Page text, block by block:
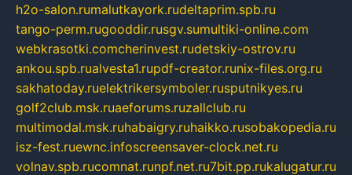
h2o-salon.rumalutkayork.rudeltaprim.spb.ru
tango-perm.rugooddir.rusgv.sumultiki-online.com
webkrasotki.comcherinvest.rudetskiy-ostrov.ru
ankou.spb.rualvesta1.rupdf-creator.runix-files.org.ru
sakhatoday.ruelektrikersymboler.rusputnikyes.ru
golf2club.msk.ruaeforums.ruzallclub.ru
multimodal.msk.ruhabaigry.ruhaikko.rusobakopedia.ru
isz-fest.ruewnc.infoscreensaver-clock.net.ru
volnav.spb.rucomnat.runpf.net.ru7bit.pp.rukalugatur.ru